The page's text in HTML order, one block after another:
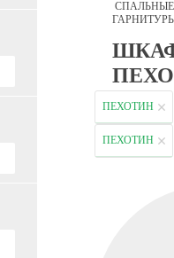
СПАЛЬНЫЕ
ПЕХОТИН
ПЕХОТИН